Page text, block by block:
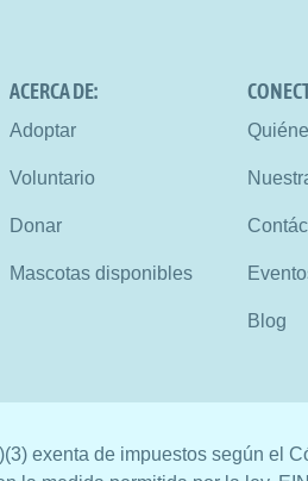
ACERCA DE:
Adoptar
Voluntario
Donar
Mascotas disponibles
Blog
exenta de impuestos según el